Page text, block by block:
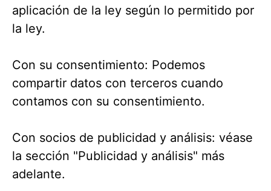
aplicación de la ley según lo permitido por
la ley.
Con su consentimiento: Podemos
compartir datos con terceros cuando
contamos con su consentimiento.
Con socios de publicidad y análisis: véase
la sección "Publicidad y análisis" más
adelante.